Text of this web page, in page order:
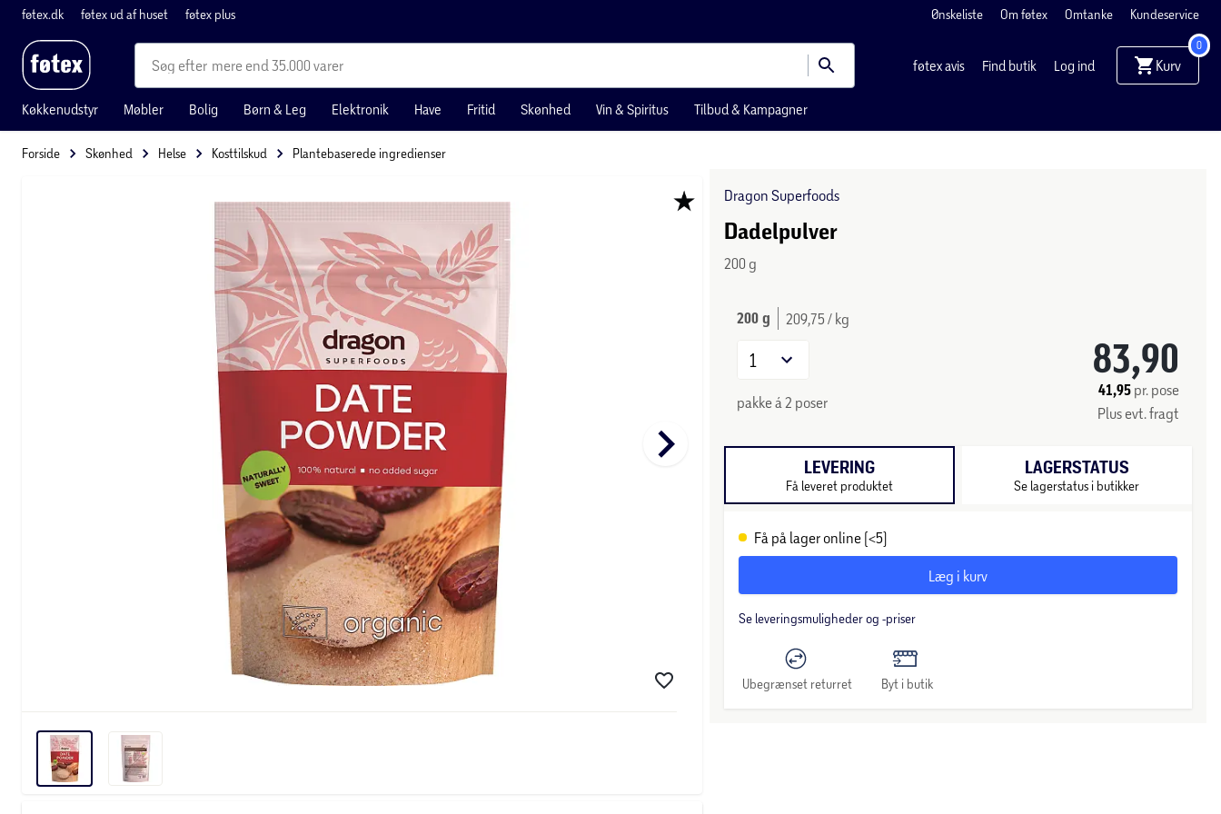
føtex.dk føtex ud af huset føtex plus Ønskeliste Om føtex Omtanke Kundeservice
mere end 35.000 varer føtex avis Find butik Log ind Kurv
0
Køkkenudstyr Møbler Bolig Børn & Leg Elektronik Have Fritid Skønhed Vin & Spiritus Tilbud & Kampagner
Forside Skønhed Helse Kosttilskud Plantebaserede ingredienser
keyboard_arrow_right
Dragon Superfoods
Dadelpulver
200 g
200 g 209,75 / kg
83,90
41,95pr. pose
Plus evt. fragt
1
pakke á 2 poser
LEVERING
Få leveret produktet
LAGERSTATUS
Se lagerstatus i butikker
Få på lager online (<5)
Læg i kurv
Se leveringsmuligheder og -priser
Ubegrænset returret Byt i butik